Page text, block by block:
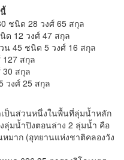
นิด 28 วงศ์ 65 สกุล
12 วงศ์ 47 สกุล
45 ชนิด 5 วงศ์ 16 สกุล
สกุล
สกุล
งศ์ 25 สกุล
นส่วนหนึ่งในพื้นที่ลุ่มน้ำหลัก
ลุ่มน้ำปิงตอนล่าง 2 ลุ่มน้ำ คือ
มาก (อุทยานแห่งชาติคลองวัง